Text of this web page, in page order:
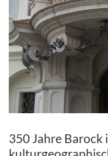
350 Jahre Barock